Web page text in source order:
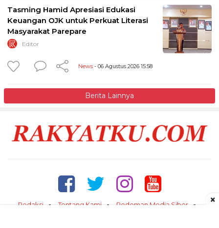
Tasming Hamid Apresiasi Edukasi
Keuangan OJK untuk Perkuat Literasi
Masyarakat Parepare
Editor
News - 06 Agustus 2026 15:58
Berita Lainnya
Redaksi Tentang Kami
Pedoman Media Siber
×